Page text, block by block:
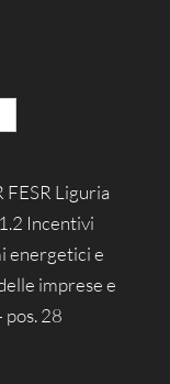
FESR Liguria
Incentivi
energetici e
imprese e
28